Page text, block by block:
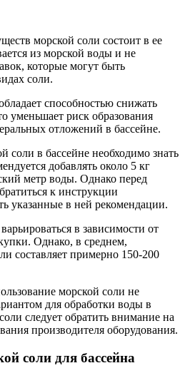
морской соли состоит в ее
из морской воды и не
которые могут быть
соли.
способностью снижать
уменьшает риск образования
отложений в бассейне.
соли в бассейне необходимо знать
добавлять около 5 кг
метр воды. Однако перед
к инструкции
указанные в ней рекомендации.
в зависимости от
Однако, в среднем,
составляет примерно 150-200
морской соли не
для обработки воды в
следует обратить внимание на
производителя оборудования.
соли для бассейна